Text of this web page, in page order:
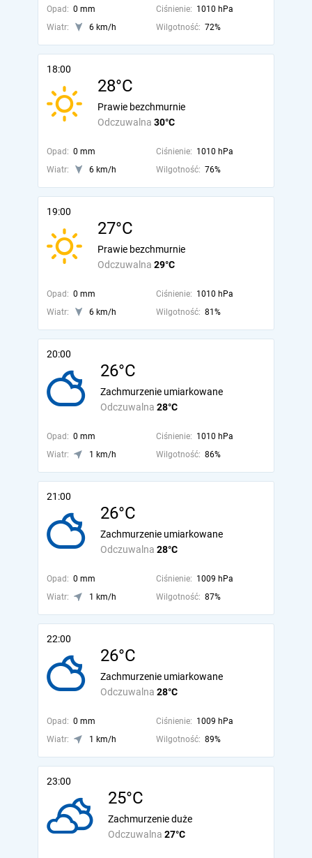
Opad: 0 mm Ciśnienie: 1010 hPa
Wiatr:
6 km/h Wilgotność: 72%
18:00
28°C
Odczuwalna 30°C
Prawie bezchmurnie
Opad: 0 mm Ciśnienie: 1010 hPa
Wiatr:
6 km/h Wilgotność: 76%
19:00
27°C
Odczuwalna 29°C
Prawie bezchmurnie
Opad: 0 mm Ciśnienie: 1010 hPa
Wiatr:
6 km/h Wilgotność: 81%
20:00
26°C
Odczuwalna 28°C
Zachmurzenie umiarkowane
Opad: 0 mm Ciśnienie: 1010 hPa
Wiatr:
1 km/h Wilgotność: 86%
21:00
26°C
Odczuwalna 28°C
Zachmurzenie umiarkowane
Opad: 0 mm Ciśnienie: 1009 hPa
Wiatr:
1 km/h Wilgotność: 87%
22:00
26°C
Odczuwalna 28°C
Zachmurzenie umiarkowane
Opad: 0 mm Ciśnienie: 1009 hPa
Wiatr:
1 km/h Wilgotność: 89%
23:00
25°C
Odczuwalna 27°C
Zachmurzenie duże